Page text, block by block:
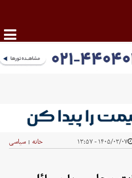
۱۴۰۵/۰۳/۰۷ - ۱۳:۵۷ خانه | سیاسی